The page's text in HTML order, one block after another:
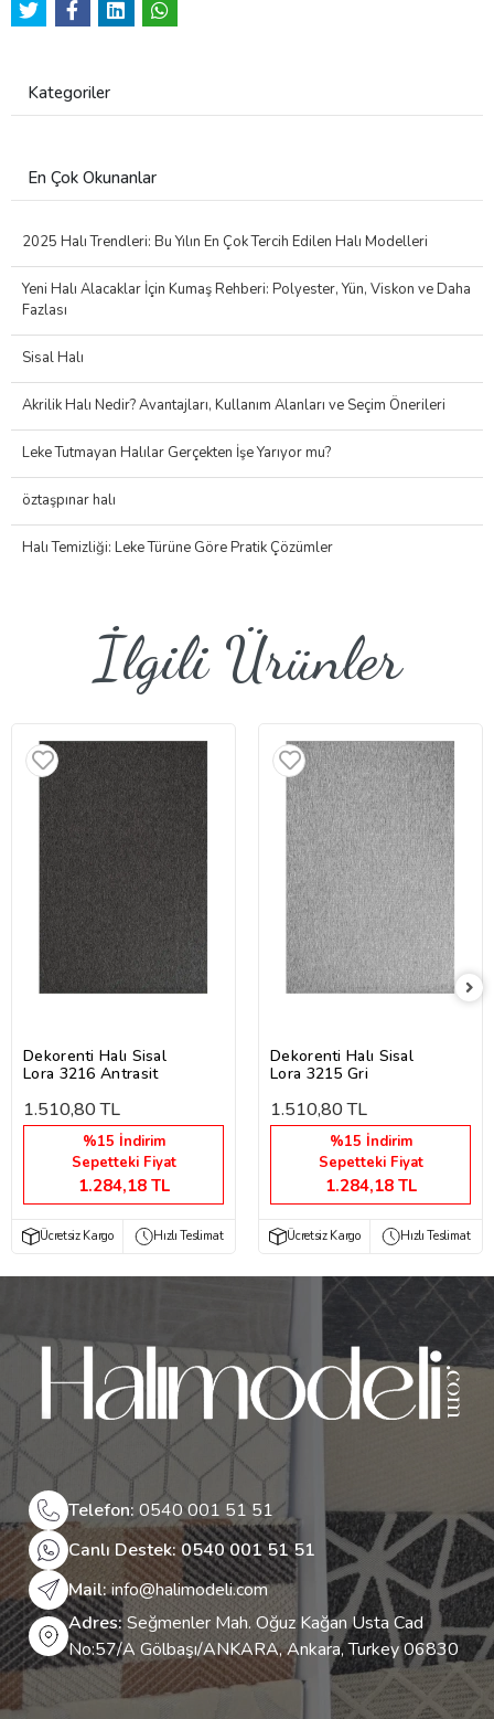
Kategoriler
En Çok Okunanlar
2025 Halı Trendleri: Bu Yılın En Çok Tercih Edilen Halı Modelleri
Yeni Halı Alacaklar İçin Kumaş Rehberi: Polyester, Yün, Viskon ve Daha
Fazlası
Sisal Halı
Akrilik Halı Nedir? Avantajları, Kullanım Alanları ve Seçim Önerileri
Leke Tutmayan Halılar Gerçekten İşe Yarıyor mu?
öztaşpınar halı
Halı Temizliği: Leke Türüne Göre Pratik Çözümler
İlgili Ürünler
Dekorenti Halı Sisal
Lora 3216 Antrasit
1.510,80 TL
%15 İndirim
Sepetteki Fiyat
1.284,18 TL
Ücretsiz Kargo Hızlı Teslimat
Dekorenti Halı Sisal
Lora 3215 Gri
1.510,80 TL
%15 İndirim
Sepetteki Fiyat
1.284,18 TL
Ücretsiz Kargo Hızlı Teslimat
Telefon:0540 001 51 51
Canlı Destek: 0540 001 51 51
Mail:info@halimodeli.com
Adres:Seğmenler Mah. Oğuz Kağan Usta Cad
No:57/A Gölbaşı/ANKARA, Ankara, Turkey 06830